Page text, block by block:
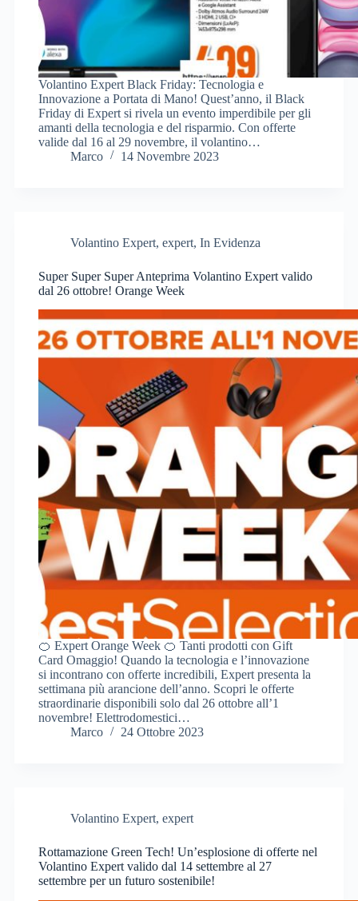
Volantino Expert Black Friday: Tecnologia e
Innovazione a Portata di Mano! Quest’anno, il Black
Friday di Expert si rivela un evento imperdibile per gli
amanti della tecnologia e del risparmio. Con offerte
valide dal 16 al 29 novembre, il volantino…
Marco
14 Novembre 2023
Volantino Expert, expert, In Evidenza
Super Super Super Anteprima Volantino Expert valido
dal 26 ottobre! Orange Week
🍊 Expert Orange Week 🍊 Tanti prodotti con Gift
Card Omaggio! Quando la tecnologia e l’innovazione
si incontrano con offerte incredibili, Expert presenta la
settimana più arancione dell’anno. Scopri le offerte
straordinarie disponibili solo dal 26 ottobre all’1
novembre! Elettrodomestici…
Marco
24 Ottobre 2023
Volantino Expert, expert
Rottamazione Green Tech! Un’esplosione di offerte nel
Volantino Expert valido dal 14 settembre al 27
settembre per un futuro sostenibile!